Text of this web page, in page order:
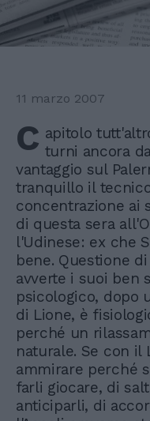
11 marzo 2007
C apitolo
turni ancora
vantaggio sul
tranquillo il
concentrazione ai
di questa sera
l'Udinese: ex che
bene. Questione
avverte i suoi ben
psicologico, dopo
di Lione, è
perché un
naturale. Se con il
ammirare perché
farli giocare, di
anticiparli, di